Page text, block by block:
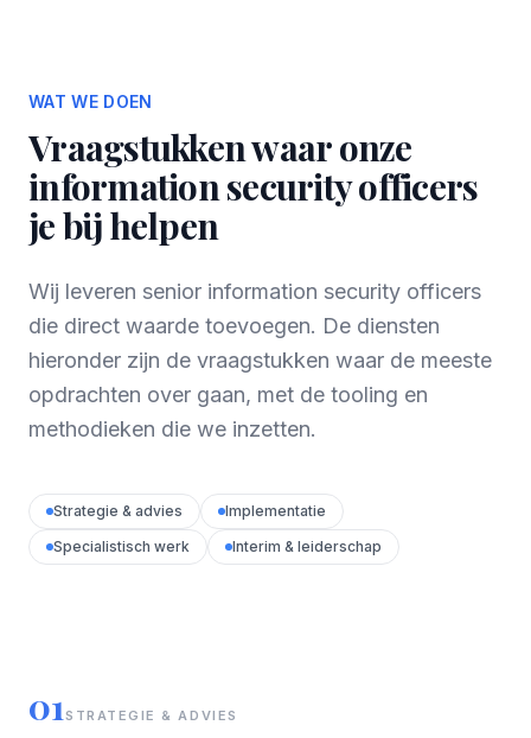
WAT WE DOEN
Vraagstukken waar onze
information security officers
je bij helpen
Wij leveren senior information security officers
die direct waarde toevoegen. De diensten
hieronder zijn de vraagstukken waar de meeste
opdrachten over gaan, met de tooling en
methodieken die we inzetten.
Strategie & advies
Implementatie
Specialistisch werk
Interim & leiderschap
01STRATEGIE & ADVIES